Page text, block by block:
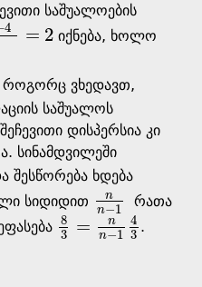
საშუალოების
4
= 2
+3 +4 9 =2
იქნება, ხოლო
43
როგორც ვხედავთ,
საშუალოს
დისპერსია კი
სინამდვილეში
შესწორება ხდება
სიდიდით
n
n−1
nn-1
რათა
8
3
=
n
n−1
4
3
83 =n n-14 3 .